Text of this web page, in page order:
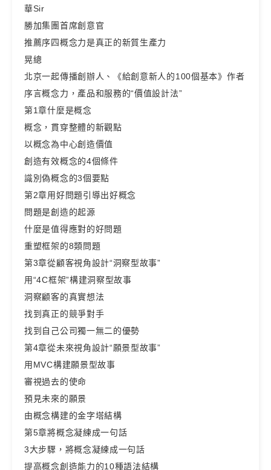
華Sir
勝加集團首席創意官
推薦序四概念力是真正的新質生產力
晃總
北京一起傳播創辦人、《給創意新人的100個基本》作者
序言概念力，產品和服務的“價值設計法”
第1章什麼是概念
概念，貫穿整體的新觀點
以概念為中心創造價值
創造有效概念的4個條件
識別偽概念的3個要點
第2章用好問題引導出好概念
問題是創造的起源
什麼是值得應對的好問題
重塑框架的8類問題
第3章從顧客視角設計“洞察型故事”
用“4C框架”構建洞察型故事
洞察顧客的真實想法
找到真正的競爭對手
找到自己公司獨一無二的優勢
第4章從未來視角設計“願景型故事”
用MVC構建願景型故事
審視過去的使命
預見未來的願景
由概念構建的金字塔結構
第5章將概念凝練成一句話
3大步驟，將概念凝練成一句話
提高概念創造能力的10種語法結構